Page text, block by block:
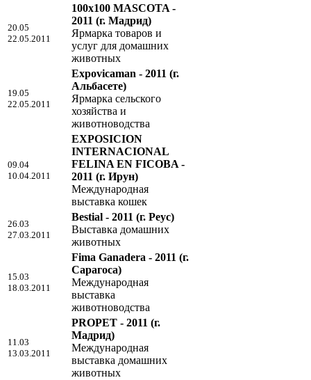
20.05
22.05.2011
100x100 MASCOTA -
2011 (г. Мадрид)
Ярмарка товаров и
услуг для домашних
животных
19.05
22.05.2011
Expovicaman - 2011 (г.
Альбасете)
Ярмарка сельского
хозяйства и
животноводства
09.04
10.04.2011
EXPOSICION
INTERNACIONAL
FELINA EN FICOBA -
2011 (г. Ирун)
Международная
выставка кошек
26.03
27.03.2011
Bestial - 2011 (г. Реус)
Выставка домашних
животных
15.03
18.03.2011
Fima Ganadera - 2011 (г.
Сарагоса)
Международная
выставка
животноводства
11.03
13.03.2011
PROPET - 2011 (г.
Мадрид)
Международная
выставка домашних
животных